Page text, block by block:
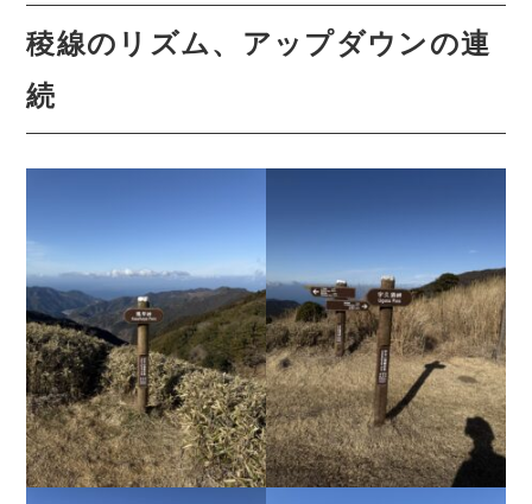
稜線のリズム、アップダウンの連
続